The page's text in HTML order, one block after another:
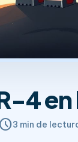
4 en
schedule3 min de